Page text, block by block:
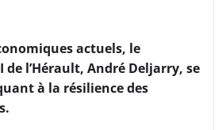
actuels, le
de l’Hérault, André Deljarry, se
à la résilience des